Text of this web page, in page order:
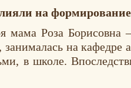
на формирование
Роза Борисовна –
на кафедре
в школе.